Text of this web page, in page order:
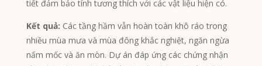
tiết đảm bảo tính tương thích với các vật liệu hiện có.
Kết quả: Các tầng hầm vẫn hoàn toàn khô ráo trong
nhiều mùa mưa và mùa đông khắc nghiệt, ngăn ngừa
nấm mốc và ăn mòn. Dự án đáp ứng các chứng nhận
Azerbaijani
Bulgarian
Catalan
Cebuano